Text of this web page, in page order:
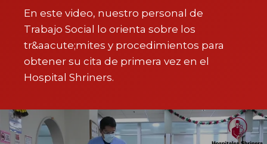
En este video, nuestro personal de
Trabajo Social lo orienta sobre los
tr&aacute;mites y procedimientos para
obtener su cita de primera vez en el
Hospital Shriners.